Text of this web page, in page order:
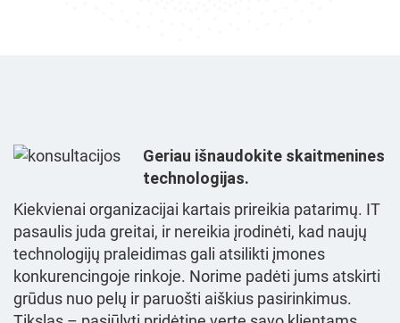
Geriau išnaudokite skaitmenines
technologijas.
Kiekvienai organizacijai kartais prireikia patarimų. IT
pasaulis juda greitai, ir nereikia įrodinėti, kad naujų
technologijų praleidimas gali atsilikti įmones
konkurencingoje rinkoje. Norime padėti jums atskirti
grūdus nuo pelų ir paruošti aiškius pasirinkimus.